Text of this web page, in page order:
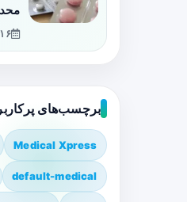
برچسب‌های
Medical Xpress
default-medical